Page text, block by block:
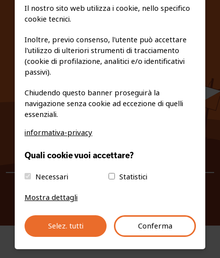
PRIVACY E COOKIE POLICY
info@fiso.it|fiso@pec-mail.eu
Il nostro sito web utilizza i cookie, nello specifico
cookie tecnici.
Inoltre, previo consenso, l'utente può accettare
l'utilizzo di ulteriori strumenti di tracciamento
(cookie di profilazione, analitici e/o identificativi
passivi).
Chiudendo questo banner proseguirà la
navigazione senza cookie ad eccezione di quelli
essenziali.
informativa-privacy
Quali cookie vuoi accettare?
Necessari
Statistici
Mostra dettagli
Selez. tutti Conferma